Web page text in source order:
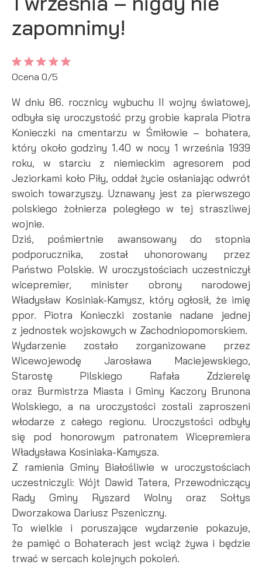
zapomnimy!
Ocena 0/5
W dniu 86. rocznicy wybuchu II wojny światowej,
odbyła się uroczystość przy grobie kaprala Piotra
Konieczki na cmentarzu w Śmiłowie – bohatera,
który około godziny 1.40 w nocy 1 września 1939
roku, w starciu z niemieckim agresorem pod
Jeziorkami koło Piły, oddał życie osłaniając odwrót
swoich towarzyszy. Uznawany jest za pierwszego
polskiego żołnierza poległego w tej straszliwej
wojnie.
Dziś, pośmiertnie awansowany do stopnia
podporucznika, został uhonorowany przez
Państwo Polskie. W uroczystościach uczestniczył
wicepremier, minister obrony narodowej
Władysław Kosiniak-Kamysz, który ogłosił, że imię
ppor. Piotra Konieczki zostanie nadane jednej
z jednostek wojskowych w Zachodniopomorskiem.
Wydarzenie zostało zorganizowane przez
Wicewojewodę Jarosława Maciejewskiego,
Starostę Pilskiego Rafała Zdzierelę
oraz Burmistrza Miasta i Gminy Kaczory Brunona
Wolskiego, a na uroczystości zostali zaproszeni
włodarze z całego regionu. Uroczystości odbyły
się pod honorowym patronatem Wicepremiera
Władysława Kosiniaka-Kamysza.
Z ramienia Gminy Białośliwie w uroczystościach
uczestniczyli: Wójt Dawid Tatera, Przewodniczący
Rady Gminy Ryszard Wolny oraz Sołtys
Dworzakowa Dariusz Pszeniczny.
To wielkie i poruszające wydarzenie pokazuje,
że pamięć o Bohaterach jest wciąż żywa i będzie
trwać w sercach kolejnych pokoleń.
zapamiętanie wprowadzonych przez Ciebie ustawień oraz
personalizację określonych funkcjonalności czy
prezentowanych treści.
komfort korzystania z funkcjonalności naszej strony poprzez
dopasowanie jej do Twoich indywidualnych preferencji.
cookies gwarantuje dostępność większej ilości funkcji na
stronie.
Więcej
Analityczne pliki cookies pomagają nam rozwijać się i
dostosowywać do Twoich potrzeb.
Cookies analityczne pozwalają na uzyskanie informacji w
zakresie wykorzystywania witryny internetowej, miejsca oraz
częstotliwości, z jaką odwiedzane są nasze serwisy www.
Dane pozwalają nam na ocenę naszych serwisów
internetowych pod względem ich popularności wśród
użytkowników. Zgromadzone informacje są przetwarzane w
formie zanonimizowanej. Wyrażenie zgody na analityczne pliki
cookies gwarantuje dostępność wszystkich funkcjonalności.
Więcej
Reklamowe
Dzięki reklamowym plikom cookies prezentujemy Ci
najciekawsze informacje i aktualności na stronach naszych
partnerów.
Promocyjne pliki cookies służą do prezentowania Ci naszych
komunikatów na podstawie analizy Twoich upodobań oraz
Twoich zwyczajów dotyczących przeglądanej witryny
internetowej. Treści promocyjne mogą pojawić się na stronach
podmiotów trzecich lub firm będących naszymi partnerami
oraz innych dostawców usług. Firmy te działają w charakterze
pośredników prezentujących nasze treści w postaci
wiadomości, ofert, komunikatów mediów społecznościowych.
Więcej